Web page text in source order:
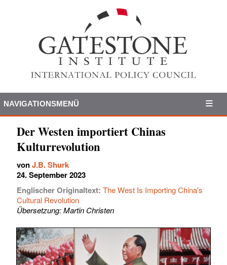
NAVIGATIONSMENÜ
Der Westen importiert Chinas
Kulturrevolution
vonJ.B. Shurk
24. September 2023
Englischer Originaltext: The West Is Importing China's
Cultural Revolution
Übersetzung: Martin Christen